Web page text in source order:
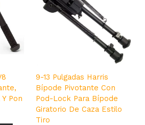
Pon
9-13 Pulgadas Harris
Bípode Pivotante Con
Pod-Lock Para Bípode
Giratorio De Caza Estilo
Tiro